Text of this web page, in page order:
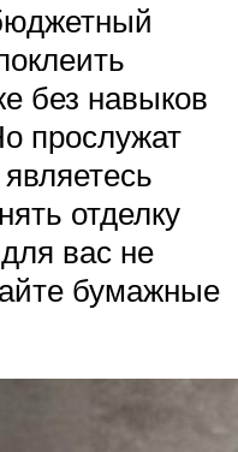
без навыков
прослужат
отделку
вас не
бумажные